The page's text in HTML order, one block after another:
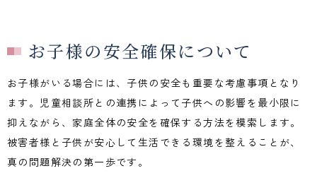
お子様の安全確保について
お子様がいる場合には、子供の安全も重要な考慮事項となり
ます。児童相談所との連携によって子供への影響を最小限に
抑えながら、家庭全体の安全を確保する方法を模索します。
被害者様と子供が安心して生活できる環境を整えることが、
真の問題解決の第一歩です。